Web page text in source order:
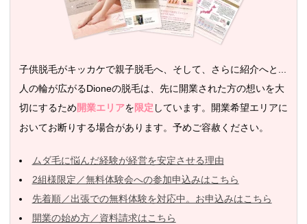
子供脱毛がキッカケで親子脱毛へ、そして、さらに紹介へと...
人の輪が広がるDioneの脱毛は、先に開業された方の想いを大
切にするため 開業エリアを 限定 しています。開業希望エリアに
おいてお断りする場合があります。予めご容赦ください。
ムダ毛に悩んだ経験が経営を安定させる理由
2組様限定／無料体験会への参加申込みはこちら
先着順／出張での無料体験を対応中。お申込みはこちら
開業の始め方／資料請求はこちら